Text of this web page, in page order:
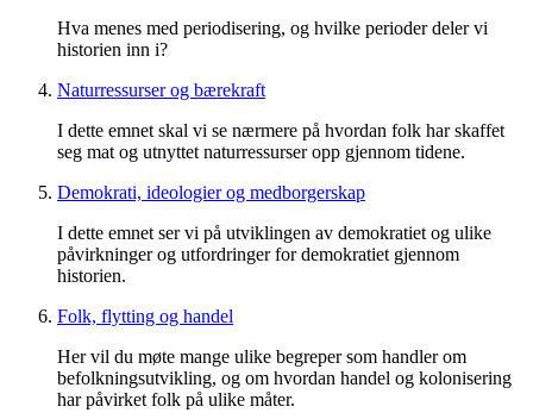
Hva menes med periodisering, og hvilke perioder deler vi
historien inn i?
Naturressurser og bærekraft
I dette emnet skal vi se nærmere på hvordan folk har skaffet
seg mat og utnyttet naturressurser opp gjennom tidene.
Demokrati, ideologier og medborgerskap
I dette emnet ser vi på utviklingen av demokratiet og ulike
påvirkninger og utfordringer for demokratiet gjennom
historien.
Folk, flytting og handel
Her vil du møte mange ulike begreper som handler om
befolkningsutvikling, og om hvordan handel og kolonisering
har påvirket folk på ulike måter.